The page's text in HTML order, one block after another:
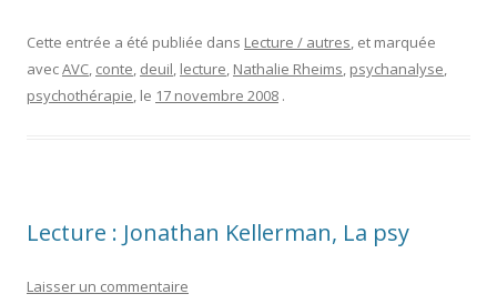
Cette entrée a été publiée dans Lecture / autres, et marquée
avecAVC, conte, deuil, lecture, Nathalie Rheims, psychanalyse,
psychothérapie, le 17 novembre 2008 .
Lecture : Jonathan Kellerman, La psy
Laisser un commentaire